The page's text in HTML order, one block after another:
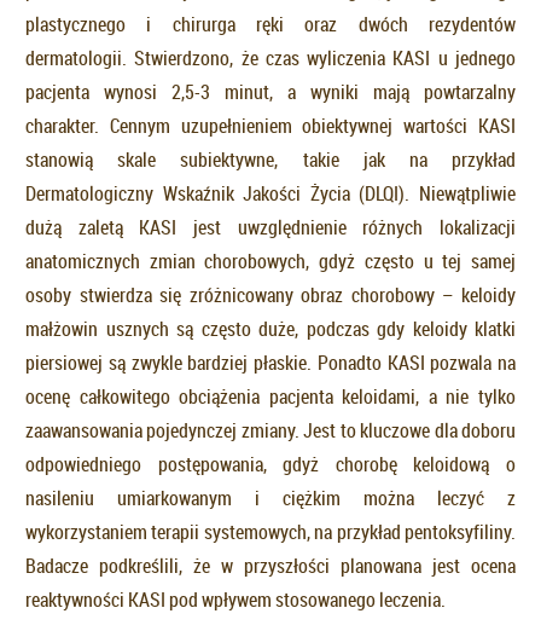
plastycznego i chirurga ręki oraz dwóch rezydentów
dermatologii. Stwierdzono, że czas wyliczenia KASI u jednego
pacjenta wynosi 2,5-3 minut, a wyniki mają powtarzalny
charakter. Cennym uzupełnieniem obiektywnej wartości KASI
stanowią skale subiektywne, takie jak na przykład
Dermatologiczny Wskaźnik Jakości Życia (DLQI). Niewątpliwie
dużą zaletą KASI jest uwzględnienie różnych lokalizacji
anatomicznych zmian chorobowych, gdyż często u tej samej
osoby stwierdza się zróżnicowany obraz chorobowy – keloidy
małżowin usznych są często duże, podczas gdy keloidy klatki
piersiowej są zwykle bardziej płaskie. Ponadto KASI pozwala na
ocenę całkowitego obciążenia pacjenta keloidami, a nie tylko
zaawansowania pojedynczej zmiany. Jest to kluczowe dla doboru
odpowiedniego postępowania, gdyż chorobę keloidową o
nasileniu umiarkowanym i ciężkim można leczyć z
wykorzystaniem terapii systemowych, na przykład pentoksyfiliny.
Badacze podkreślili, że w przyszłości planowana jest ocena
reaktywności KASI pod wpływem stosowanego leczenia.